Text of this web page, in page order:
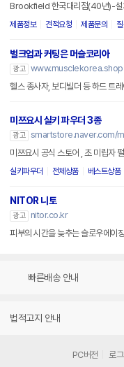
Brookfield 한국대리점(40년)-
제품정보 견적요청 제품문의
벌크업과 커팅은 머슬코리아
광고 www.musclekorea.shop
헬스 종사자, 보디빌더 등 하드 트
미쯔요시 실키 파우더 3종
광고 smartstore.naver.com/
미쯔요시 공식 스토어 , 초 미립자
실키파우더 전체상품 베스트상품
NITOR 니토
광고
nitor.co.kr
피부의 시간을 늦추는 슬로우에이
빠른배송 안내
법적고지 안내
PC버전 로